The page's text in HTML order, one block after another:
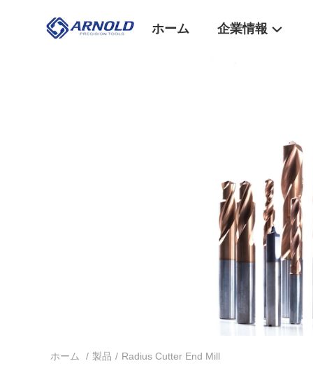
ホーム 企業情報
ホーム / 製品 / Radius Cutter End Mill